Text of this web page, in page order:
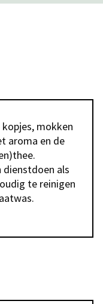
mokken
aroma en de
dienstdoen als
te reinigen